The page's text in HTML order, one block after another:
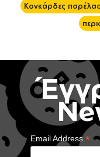
Κονκάρδες
Email Address*